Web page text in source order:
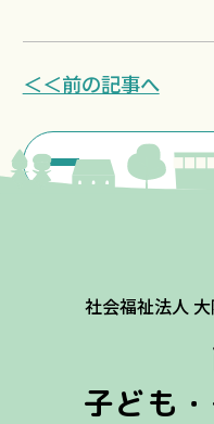
＜＜前の記事へ
社会福祉法人
子ども